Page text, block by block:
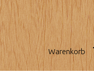
Warenkorb